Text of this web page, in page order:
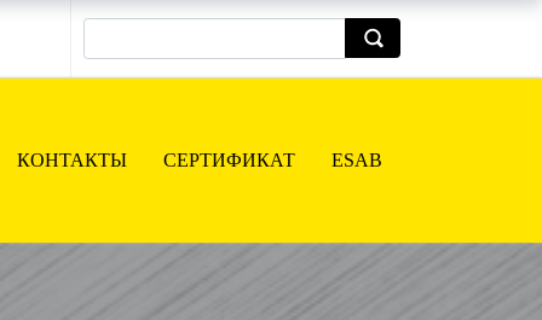
КОНТАКТЫ СЕРТИФИКАТ ESAB